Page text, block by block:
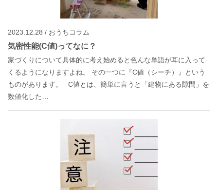
2023.12.28 / おうちコラム
気密性能(C値)ってなに？
家づくりについて具体的に考え始めると色んな単語が耳に入って
くるようになりますよね。 その一つに『C値（シーチ）』という
ものがあります。 C値とは、簡単に言うと「建物にある隙間」を
数値化した…